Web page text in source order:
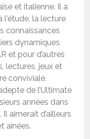
et italienne. Il a
l'étude, la lecture
connaissances
dynamiques
et pour d’autres
lectures, jeux et
conviviale.
de l’Ultimate
années dans
aimerait d’ailleurs
ainées.